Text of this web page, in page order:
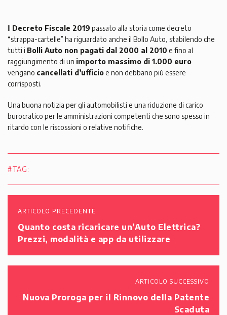
Il Decreto Fiscale 2019 passato alla storia come decreto
“strappa-cartelle” ha riguardato anche il Bollo Auto, stabilendo che
tutti i Bolli Auto non pagati dal 2000 al 2010 e fino al
raggiungimento di un importo massimo di 1.000 euro
vengano cancellati d’ufficioe non debbano più essere
corrisposti.
Una buona notizia per gli automobilisti e una riduzione di carico
burocratico per le amministrazioni competenti che sono spesso in
ritardo con le riscossioni o relative notifiche.
#TAG:
ARTICOLO PRECEDENTE
Quanto costa ricaricare un’Auto Elettrica?
Prezzi, modalità e app da utilizzare
ARTICOLO SUCCESSIVO
Nuova Proroga per il Rinnovo della Patente
Scaduta